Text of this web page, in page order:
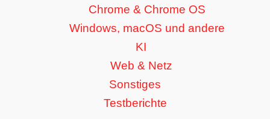
Chrome & Chrome OS
Windows, macOS und andere
KI
Web & Netz
Sonstiges
Testberichte